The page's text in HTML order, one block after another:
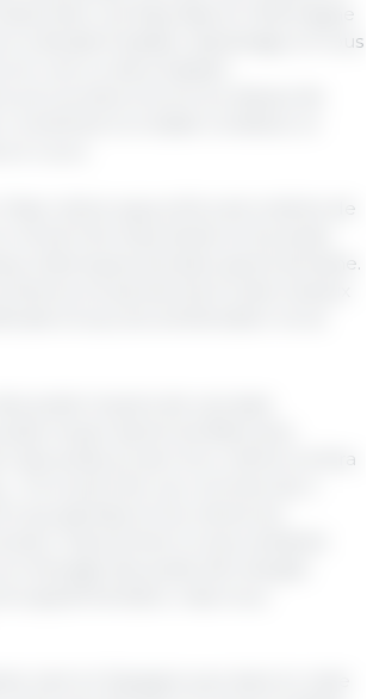
les Pays-Bas et l’Allemagne
devaient baisser davantage, et nous
une ou deux baisses
se situe encore au-dessus de
centimes à ce stade constitue un
cours.
relève aujourd’hui de la tâche de
vif est très importante et les poids
historiques semaine après semaine.
et parviennent à des niveaux
et aucune amélioration ne se
poids moyens de carcasse
moyen après les fêtes sera
des poids au sein d’un même lot fera
D’un point de vue commercial, il
trop grandes et les clients les
Assurément, le seul antidote
élevage des poids vifs chargés.
supplémentaire, mais nous
tant en Espagne que dans le reste